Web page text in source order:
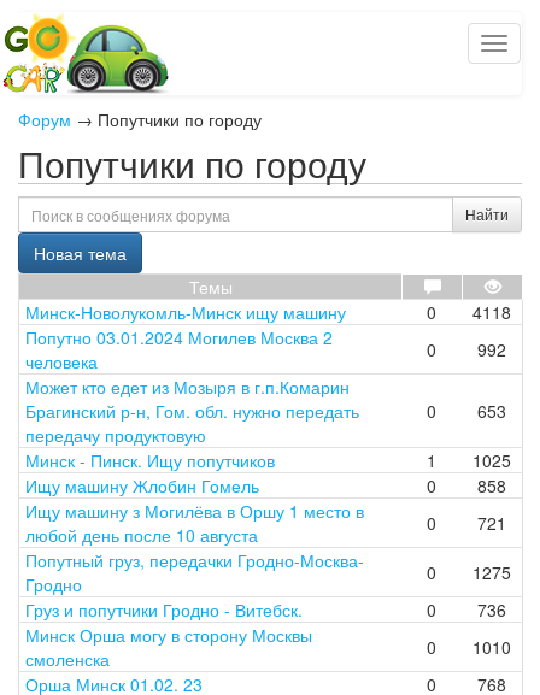
Форум → Попутчики по городу
Попутчики по городу
Найти
Новая тема
Темы
Минск-Новолукомль-Минск ищу машину
0
4118
Попутно 03.01.2024 Могилев Москва 2
человека
0
992
Может кто едет из Мозыря в г.п.Комарин
Брагинский р-н, Гом. обл. нужно передать
передачу продуктовую
0 653
Минск - Пинск. Ищу попутчиков 1
1025
Ищу машину Жлобин Гомель
0
858
Ищу машину з Могилёва в Оршу 1 место в
любой день после 10 августа
0
721
Попутный груз, передачки Гродно-Москва-
Гродно
0
1275
Груз и попутчики Гродно - Витебск.
0
736
Минск Орша могу в сторону Москвы
смоленска
0
1010
Орша Минск 01.02. 23
0
768